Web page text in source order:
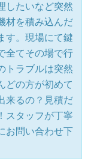
したいなど突然
材を積み込んだ
す。現場にて鍵
全てその場で行
トラブルは突然
どの方が初めて
来るの？見積だ
スタッフが丁寧
お問い合わせ下